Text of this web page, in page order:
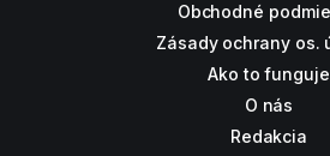
Obchodné
Zásady ochrany os.
Ako to funguje
O nás
Redakcia